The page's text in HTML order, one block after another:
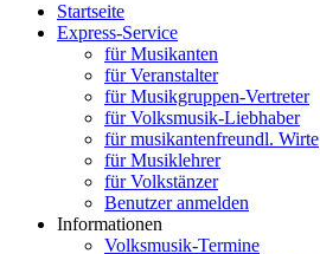
Startseite
Express-Service
für Musikanten
für Veranstalter
für Musikgruppen-Vertreter
für Volksmusik-Liebhaber
für musikantenfreundl. Wirte
für Musiklehrer
für Volkstänzer
Benutzer anmelden
Informationen
Volksmusik-Termine